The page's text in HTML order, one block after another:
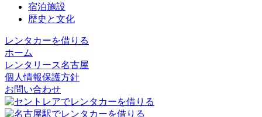
宿泊施設
歴史と文化
レンタカーを借りる
ホーム
レンタリース名古屋
個人情報保護方針
お問い合わせ